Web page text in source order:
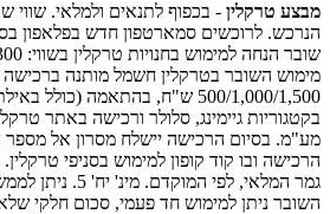
מבצע טרקלין - בכפוף לתנאים ולמלאי. שווי
מימוש השובר בטרקלין חשמל מותנה ברכישה
500/1,000/1,500 ש"ח, בהתאמה
בקטגוריות גיימינג, סלולר ורכישה באתר
מע"מ. בסיום הרכישה יישלח מסרון אל
גמר המלאי, לפי
השובר ניתן למימוש חד פעמי, סכום חלקי